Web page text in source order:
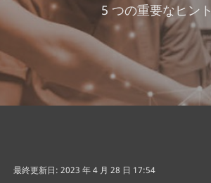
5 つの重要なヒント
最終更新日: 2023 年 4 月 28 日 17:54